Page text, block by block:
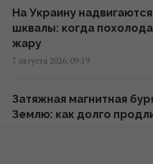
12:13 суббота, 08 августа 2026
Главный генерал США
войны в Иране, чтобы не
11:21 суббота, 08 августа 2026
На Украину
шквалы: когда
жару
7 августа 2026, 09:19
Затяжная магнитная
Землю: как долго